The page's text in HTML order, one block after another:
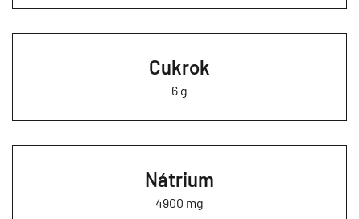
Cukrok
6 g
Nátrium
4900 mg